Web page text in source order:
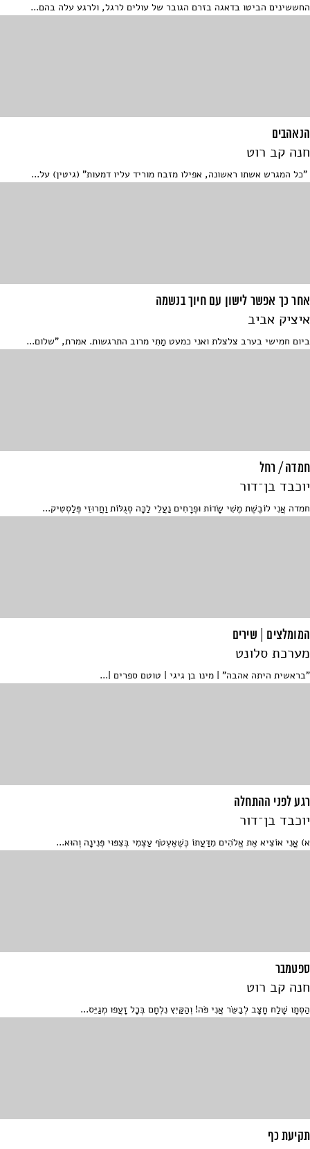
החששינים הביטו בדאגה בזרם הגובר של עולים לרגל, ולרגע עלה בהם...
הנאהבים
חנה קב רוט
"כל המגרש אשתו ראשונה, אפילו מזבח מוריד עליו דמעות" (גיטין) על...
אחר כך אפשר לישון עם חיוך בנשמה
איציק אביב
ביום חמישי בערב צלצלת ואני כמעט מַתִּי מרוב התרגשות. אמרת, "שלום...
חמדה / רחל
יוכבד בן־דור
חמדה אֲנִי לוֹבֶשֶׁת מֶשִׁי שָׂדוֹת וּפְרָחִים נַעֲלֵי לַכָּה סְגֻלּוֹת וַחֲרוּזֵי פְּלַסְטִיק...
המומלצים | שירים
מערכת סלונט
"בראשית היתה אהבה" | מינו בן גיגי | טוטם ספרים |...
רגע לפני ההתחלה
יוכבד בן־דור
א) אֳנִי אוֹצִיא אֶת אֱלֹהִים מִדַּעֲתוֹ כְּשֶׁאֶעְטֹף עַצְמִי בְּצִפּוּי פְּנִינָה וְהוּא...
ספטמבר
חנה קב רוט
הַסְּתָו שָׁלַח חָצָב לְבַשֵּׂר אֲנִי פֹּה! וְהַקַּיִץ נִלְחָם בְּכָל זָעֲפו מְגַיֵּס...
תקיעת כף